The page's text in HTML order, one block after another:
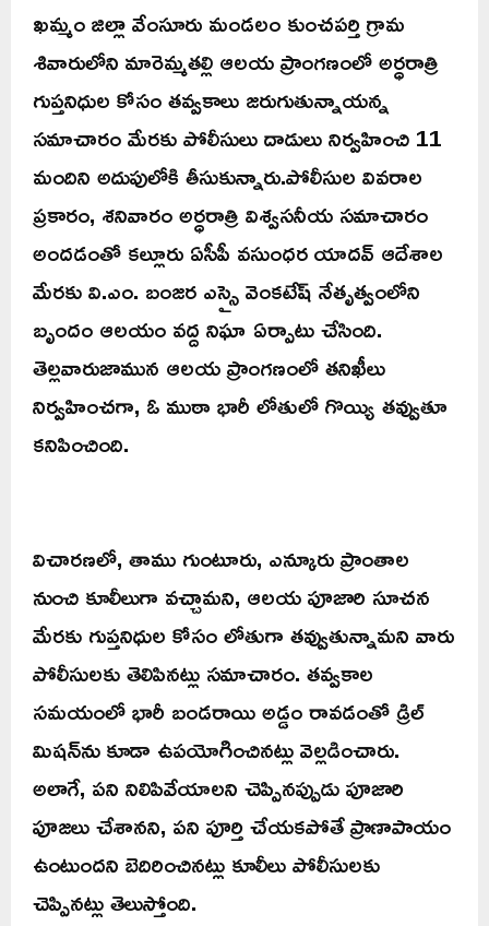
ఖమ్మం జిల్లా వేంసూరు మండలం కుంచపర్తి గ్రామ
శివారులోని మారెమ్మతల్లి ఆలయ ప్రాంగణంలో అర్ధరాత్రి
గుప్తనిధుల కోసం తవ్వకాలు జరుగుతున్నాయన్న
సమాచారం మేరకు పోలీసులు దాడులు నిర్వహించి 11
మందిని అదుపులోకి తీసుకున్నారు.పోలీసుల వివరాల
ప్రకారం, శనివారం అర్ధరాత్రి విశ్వసనీయ సమాచారం
అందడంతో కల్లూరు ఏసీపీ వసుంధర యాదవ్ ఆదేశాల
మేరకు వి.ఎం. బంజర ఎస్సై వెంకటేష్ నేతృత్వంలోని
బృందం ఆలయం వద్ద నిఘా ఏర్పాటు చేసింది.
తెల్లవారుజామున ఆలయ ప్రాంగణంలో తనిఖీలు
నిర్వహించగా, ఓ ముఠా భారీ లోతులో గొయ్యి తవ్వుతూ
కనిపించింది.
విచారణలో, తాము గుంటూరు, ఎన్కూరు ప్రాంతాల
నుంచి కూలీలుగా వచ్చామని, ఆలయ పూజారి సూచన
మేరకు గుప్తనిధుల కోసం లోతుగా తవ్వుతున్నామని వారు
పోలీసులకు తెలిపినట్లు సమాచారం. తవ్వకాల
సమయంలో భారీ బండరాయి అడ్డం రావడంతో డ్రిల్
మిషన్‌ను కూడా ఉపయోగించినట్లు వెల్లడించారు.
అలాగే, పని నిలిపివేయాలని చెప్పినప్పుడు పూజారి
పూజలు చేశానని, పని పూర్తి చేయకపోతే ప్రాణాపాయం
ఉంటుందని బెదిరించినట్లు కూలీలు పోలీసులకు
చెప్పినట్లు తెలుస్తోంది.